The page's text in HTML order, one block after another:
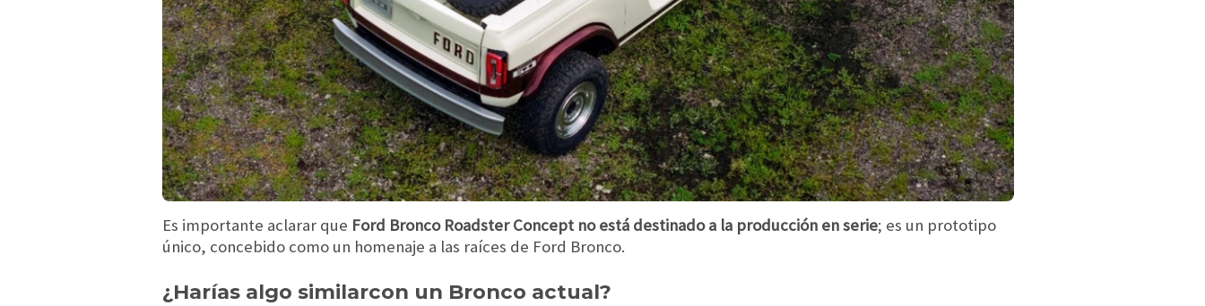
Es importante aclarar que Ford Bronco Roadster Concept no está destinado a la producción en serie; es un prototipo
único, concebido como un homenaje a las raíces de Ford Bronco.
¿Harías algo similarcon un Bronco actual?